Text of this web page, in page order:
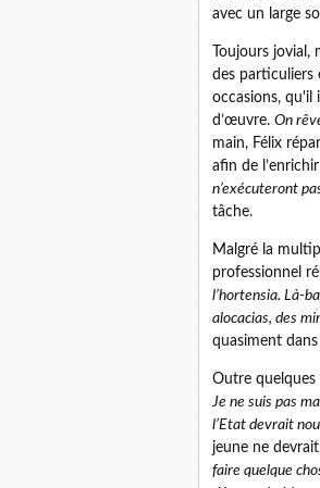
avec un large
Toujours
des particuliers
occasions, qu'il
d’œuvre. On
main, Félix
afin de
n’exécuteront
tâche.
Malgré la
professionnel
l’hortensia. Là-
alocacias, des
quasiment
Outre quelques
Je ne suis pas
l’Etat devrait
jeune ne
faire quelque